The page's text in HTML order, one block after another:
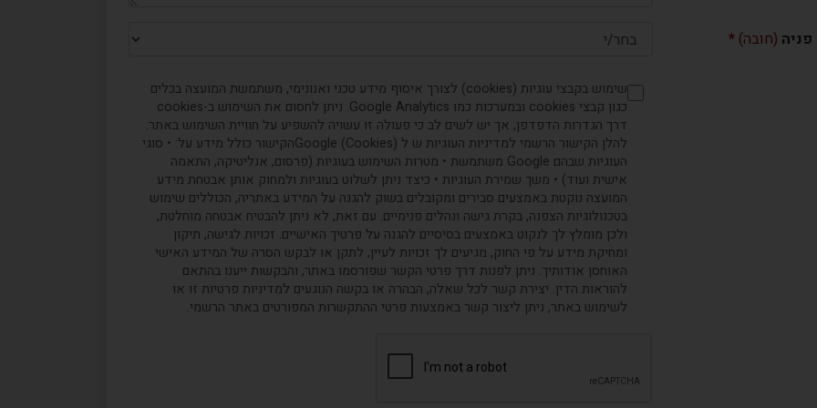
פניה (חובה)
שימוש בקבצי עוגיות (cookies) לצורך איסוף מידע טכני ואנונימי, משתמשת המועצה בכלים
כגון קבצי cookies ובמערכות כמו Google Analytics. ניתן לחסום את השימוש ב-cookies
דרך הגדרות הדפדפן, אך יש לשים לב כי פעולה זו עשויה להשפיע על חוויית השימוש באתר.
להלן הקישור הרשמי למדיניות העוגיות ש ל (Cookies) Googleהקישור כולל מידע על: • סוגי
העוגיות שבהם Google משתמשת • מטרות השימוש בעוגיות (פרסום, אנליטיקה, התאמה
אישית ועוד) • משך שמירת העוגיות • כיצד ניתן לשלוט בעוגיות ולמחוק אותן אבטחת מידע
המועצה נוקטת באמצעים סבירים ומקובלים בשוק להגנה על המידע באתריה, הכוללים שימוש
בטכנולוגיות הצפנה, בקרת גישה ונהלים פנימיים. עם זאת, לא ניתן להבטיח אבטחה מוחלטת,
ולכן מומלץ לך לנקוט באמצעים בסיסיים להגנה על פרטיך האישיים. זכויות לגישה, תיקון
ומחיקת מידע על פי החוק, מגיעים לך זכויות לעיין, לתקן או לבקש הסרה של המידע האישי
האוחסן אודותיך. ניתן לפנות דרך פרטי הקשר שפורסמו באתר, והבקשות ייענו בהתאם
להוראות הדין. יצירת קשר לכל שאלה, הבהרה או בקשה הנוגעים למדיניות פרטיות זו או
לשימוש באתר, ניתן ליצור קשר באמצעות פרטי ההתקשרות המפורטים באתר הרשמי.